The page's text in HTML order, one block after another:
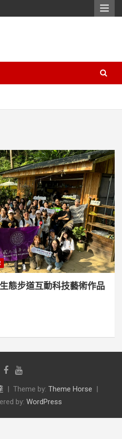
態步道互動科技藝術作品
Theme by: Theme Horse
by: WordPress